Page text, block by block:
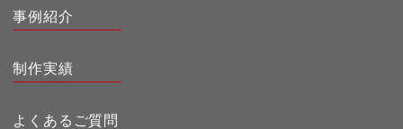
事例紹介
制作実績
よくあるご質問